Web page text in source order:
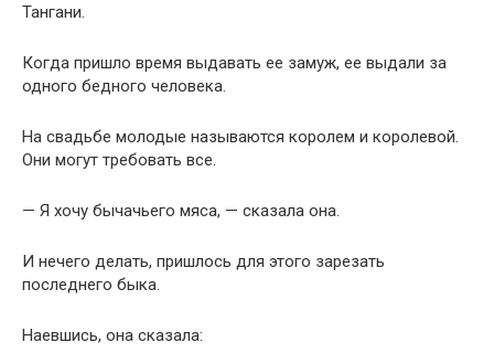
Тангани.
Когда пришло время выдавать ее замуж, ее выдали за
одного бедного человека.
На свадьбе молодые называются королем и королевой.
Они могут требовать все.
— Я хочу бычачьего мяса, — сказала она.
И нечего делать, пришлось для этого зарезать
последнего быка.
Наевшись, она сказала: